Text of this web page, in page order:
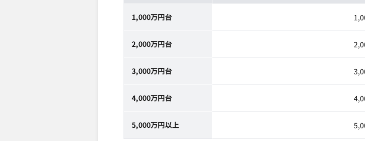
1,000万円台
2,000万円台
3,000万円台
4,000万円台
5,000万円以上